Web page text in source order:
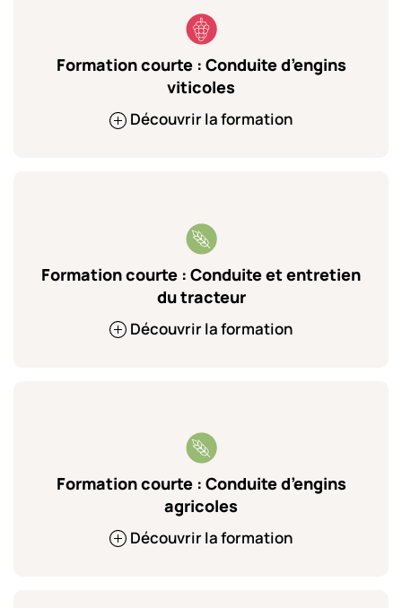
Formation courte : Conduite d’engins
viticoles
Découvrir la formation
Formation courte : Conduite et entretien
du tracteur
Découvrir la formation
Formation courte : Conduite d’engins
agricoles
Découvrir la formation